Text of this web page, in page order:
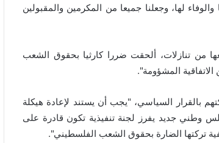
لها، وجعلنا جميعا من المكرمين والمقبولين
من تنازلات، ألحقت ضررا كارثيا بحقوق الشعب
المشؤومة".
بالقرار السياسي، "يجب أن يستند لإعادة هيكلة
وطني جديد يفرز لجنة تنفيذية تكون قادرة على
تركتها الضارة بحقوق الشعب الفلسطيني".